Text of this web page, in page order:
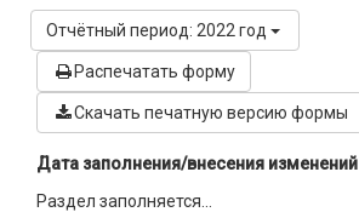
Отчётный период: 2022 год
Распечатать форму
Скачать печатную версию формы
Дата заполнения/внесения изменений
Раздел заполняется...